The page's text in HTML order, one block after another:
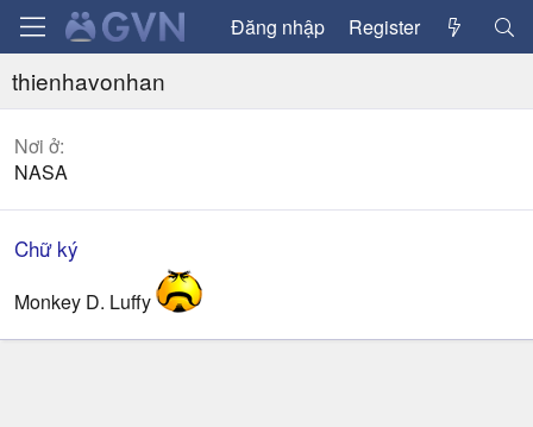
Đăng nhập Register
thienhavonhan
Nơi ở
NASA
Chữ ký
Monkey D. Luffy